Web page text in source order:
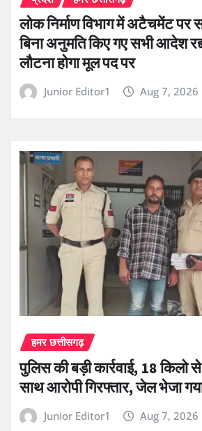
लोक निर्माण विभाग में अटैचमेंट
बिना अनुमति किए गए सभी आदेश
लौटना होगा मूल पद पर
Junior Editor1 Aug 7, 2026
हमर छत्तीसगढ़
पुलिस की बड़ी कार्रवाई, 18 किलो
साथ आरोपी गिरफ्तार, जेल भेजा
Junior Editor1 Aug 7, 2026